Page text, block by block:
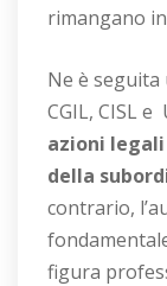
rimangano
Ne è seguita
CGIL, CISL
azioni
della
contrario,
figura